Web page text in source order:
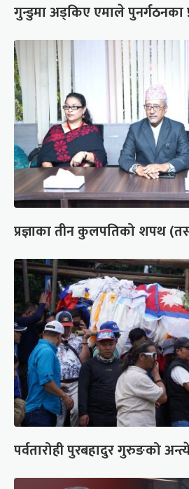
गुन्डुमा अड्किए एमाले पुनर्गठनका
प्रज्ञाका तीन कुलपतिको शपथ
पर्वतारोही पुरबहादुर गुरुङको